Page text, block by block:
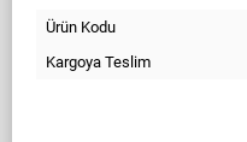
Ürün Kodu
Kargoya Teslim